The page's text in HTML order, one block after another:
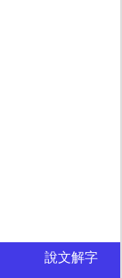
說文解字